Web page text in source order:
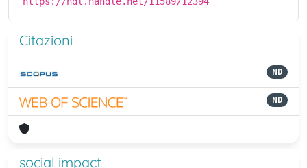
Citazioni
ND
ND
social impact